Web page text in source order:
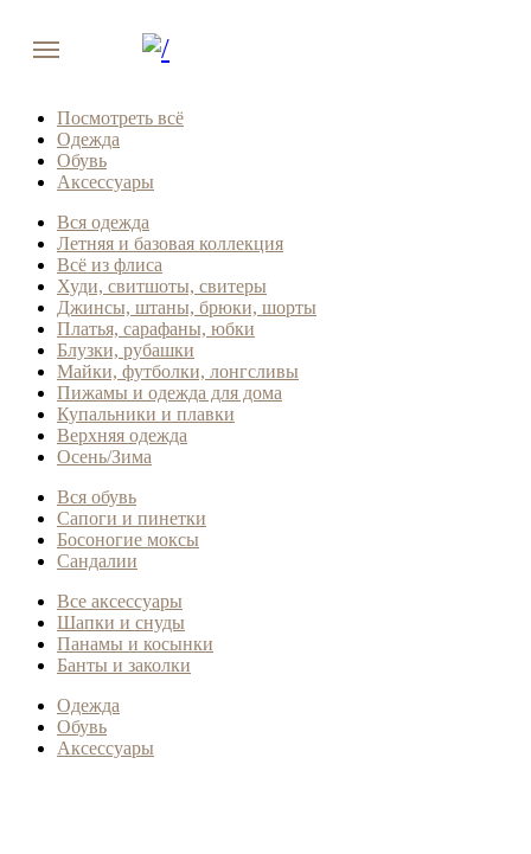
Посмотреть всё
Одежда
Обувь
Аксессуары
Вся одежда
Летняя и базовая коллекция
Всё из флиса
Худи, свитшоты, свитеры
Джинсы, штаны, брюки, шорты
Платья, сарафаны, юбки
Блузки, рубашки
Майки, футболки, лонгсливы
Пижамы и одежда для дома
Купальники и плавки
Верхняя одежда
Осень/Зима
Вся обувь
Сапоги и пинетки
Босоногие моксы
Сандалии
Все аксессуары
Шапки и снуды
Панамы и косынки
Банты и заколки
Одежда
Обувь
Аксессуары